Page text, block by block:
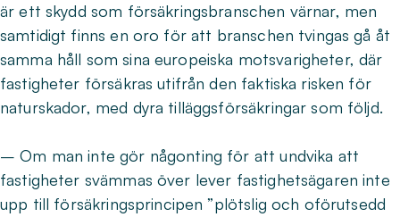
är ett skydd som försäkringsbranschen värnar, men
samtidigt finns en oro för att branschen tvingas gå åt
samma håll som sina europeiska motsvarigheter, där
fastigheter försäkras utifrån den faktiska risken för
naturskador, med dyra tilläggsförsäkringar som följd.
– Om man inte gör någonting för att undvika att
fastigheter svämmas över lever fastighetsägaren inte
upp till försäkringsprincipen ”plötslig och oförutsedd